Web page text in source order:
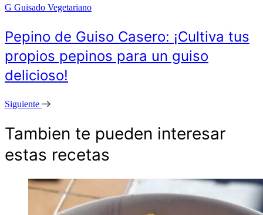
G Guisado Vegetariano
Pepino de Guiso Casero: ¡Cultiva tus
propios pepinos para un guiso
delicioso!
Siguiente
Tambien te pueden interesar
estas recetas